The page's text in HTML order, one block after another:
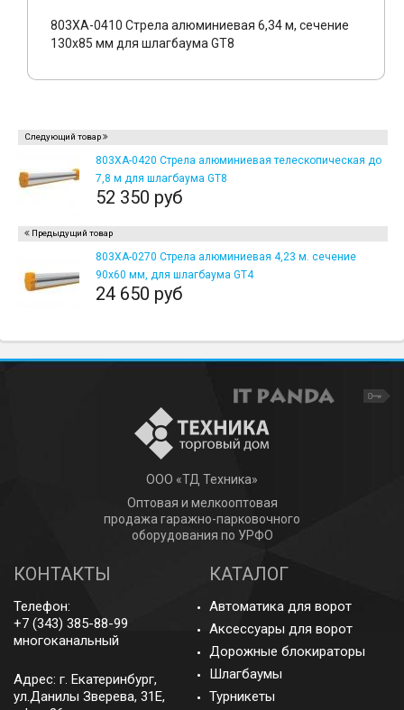
803XA-0410 Стрела алюминиевая 6,34 м, сечение
130х85 мм для шлагбаума GT8
Следующий товар
803XA-0420 Стрела алюминиевая телескопическая до
7,8 м для шлагбаума GT8
52 350 руб
Предыдущий товар
803XA-0270 Стрела алюминиевая 4,23 м. сечение
90х60 мм, для шлагбаума GT4
24 650 руб
ООО «ТД Техника»
Оптовая и мелкооптовая
продажа гаражно-парковочного
оборудования по УРФО
КОНТАКТЫ
Телефон:
+7 (343) 385-88-99
многоканальный
Адрес: г. Екатеринбург,
ул.Данилы Зверева, 31Е,
КАТАЛОГ
Автоматика для ворот
Аксессуары для ворот
Дорожные блокираторы
Шлагбаумы
Турникеты